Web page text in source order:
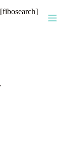
[fibosearch]